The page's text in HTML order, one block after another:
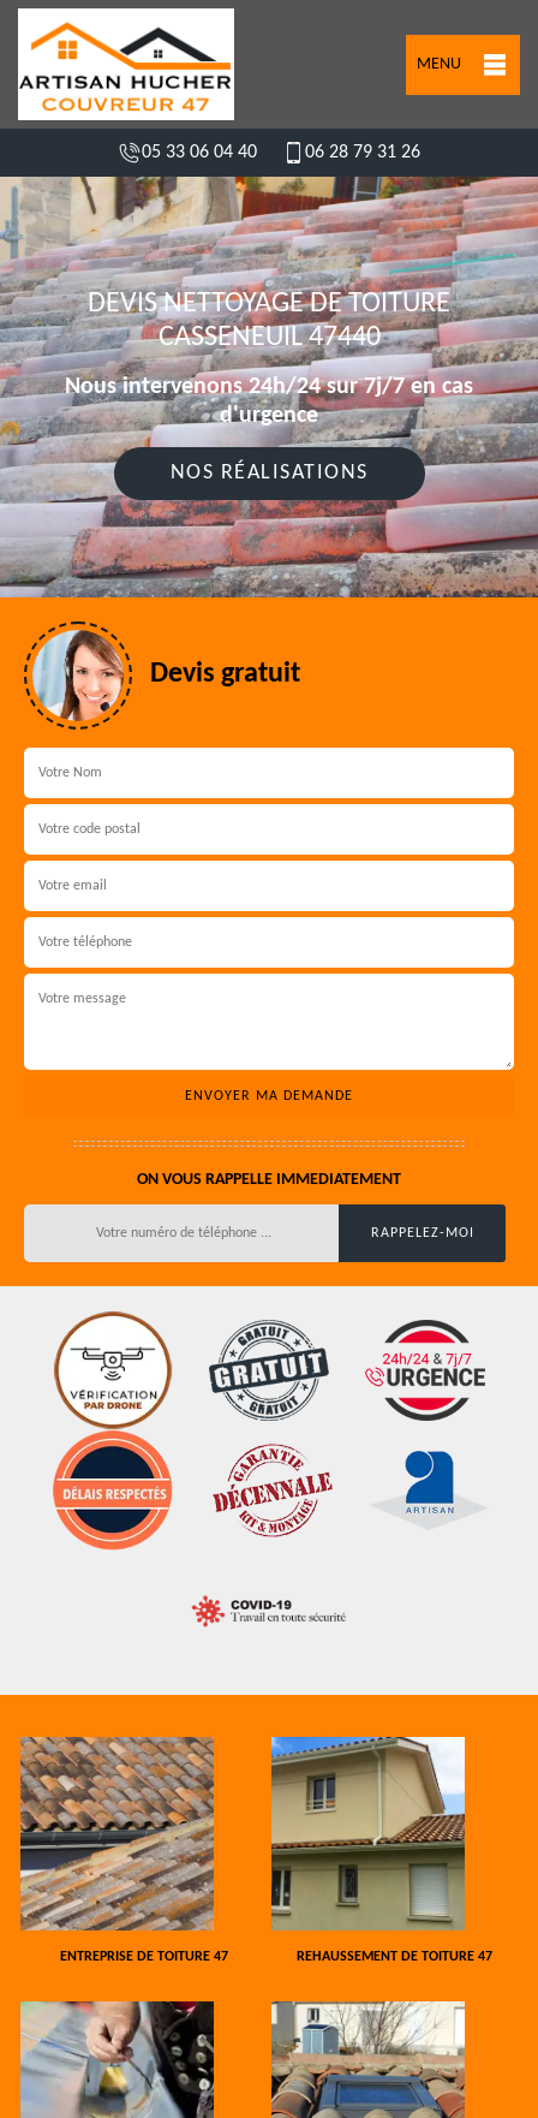
MENU
05 33 06 04 40 06 28 79 31 26
DEVIS NETTOYAGE DE TOITURE
CASSENEUIL 47440
Nous intervenons 24h/24 sur 7j/7 en cas
d'urgence
NOS RÉALISATIONS
Devis gratuit
ON VOUS RAPPELLE IMMEDIATEMENT
ENTREPRISE DE TOITURE 47 REHAUSSEMENT DE TOITURE 47